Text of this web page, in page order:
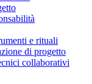
e rituali
di progetto
collaborativi